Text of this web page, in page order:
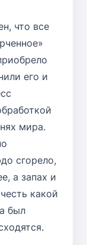
что все
его и
мира.
сгорело,
а запах и
какой
был